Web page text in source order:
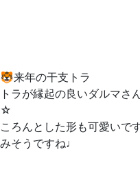
🐯来年の干支トラ
トラが縁起の良いダルマさ
☆
ころんとした形も可愛いで
みそうですね♩